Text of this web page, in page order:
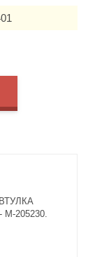
ВТУЛКА
205230.